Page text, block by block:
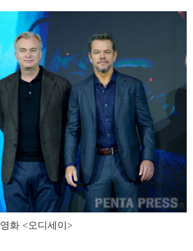
영화 <오디세이>